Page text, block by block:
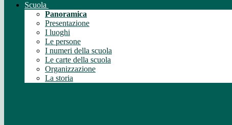
Scuola
Panoramica
Presentazione
I luoghi
Le persone
I numeri della scuola
Le carte della scuola
Organizzazione
La storia